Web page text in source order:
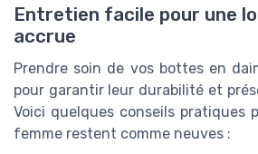
Entretien facile pour une
accrue
Prendre soin de vos bottes en
pour garantir leur durabilité et
Voici quelques conseils pratiques
femme restent comme neuves :